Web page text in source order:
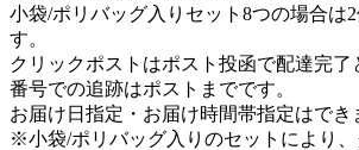
小袋/ポリバッグ入りセット8つの場合は2
す。
クリックポストはポスト投函で配達完了
番号での追跡はポストまでです。
お届け日指定・お届け時間帯指定はでき
※小袋/ポリバッグ入りのセットにより